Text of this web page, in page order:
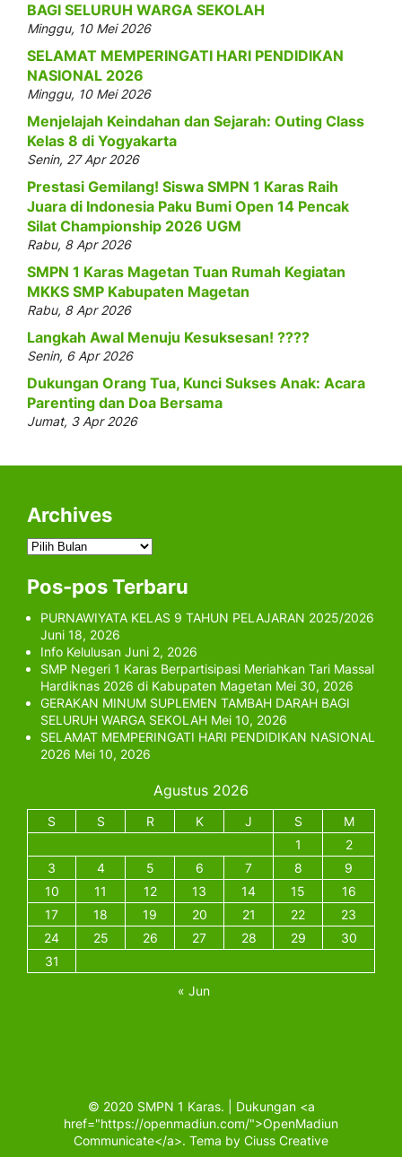
BAGI SELURUH WARGA SEKOLAH
Minggu, 10 Mei 2026
SELAMAT MEMPERINGATI HARI PENDIDIKAN
NASIONAL 2026
Minggu, 10 Mei 2026
Menjelajah Keindahan dan Sejarah: Outing Class
Kelas 8 di Yogyakarta
Senin, 27 Apr 2026
Prestasi Gemilang! Siswa SMPN 1 Karas Raih
Juara di Indonesia Paku Bumi Open 14 Pencak
Silat Championship 2026 UGM
Rabu, 8 Apr 2026
SMPN 1 Karas Magetan Tuan Rumah Kegiatan
MKKS SMP Kabupaten Magetan
Rabu, 8 Apr 2026
Langkah Awal Menuju Kesuksesan! ????
Senin, 6 Apr 2026
Dukungan Orang Tua, Kunci Sukses Anak: Acara
Parenting dan Doa Bersama
Jumat, 3 Apr 2026
Archives
Archives
Pos-pos Terbaru
PURNAWIYATA KELAS 9 TAHUN PELAJARAN 2025/2026
Juni 18, 2026
Info Kelulusan Juni 2, 2026
SMP Negeri 1 Karas Berpartisipasi Meriahkan Tari Massal
Hardiknas 2026 di Kabupaten Magetan Mei 30, 2026
GERAKAN MINUM SUPLEMEN TAMBAH DARAH BAGI
SELURUH WARGA SEKOLAH Mei 10, 2026
SELAMAT MEMPERINGATI HARI PENDIDIKAN NASIONAL
2026 Mei 10, 2026
Agustus 2026
S S R K J S
M
1
2
3
4 5 6 7 8
9
10
11 12 13 14 15
16
17
18 19 20 21 22
23
24
25 26 27 28 29
30
31
« Jun
© 2020 SMPN 1 Karas. | Dukungan <a
href="https://openmadiun.com/">OpenMadiun
Communicate</a>. Tema by Ciuss Creative